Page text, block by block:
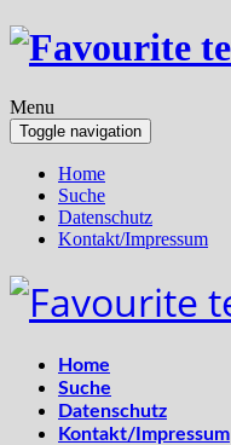
Menu
Toggle navigation
Home
Suche
Datenschutz
Kontakt/Impressum
Home
Suche
Datenschutz
Kontakt/Impressum